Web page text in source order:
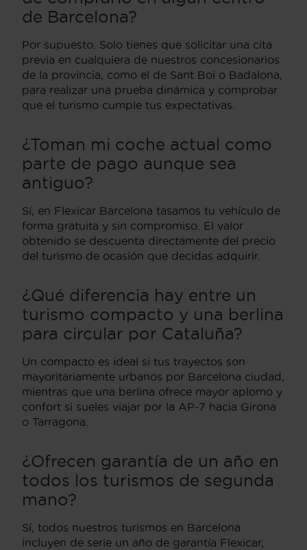
de Barcelona?
Por supuesto. Solo tienes que solicitar una cita
previa en cualquiera de nuestros concesionarios
de la provincia, como el de Sant Boi o Badalona,
para realizar una prueba dinámica y comprobar
que el turismo cumple tus expectativas.
¿Toman mi coche actual como
parte de pago aunque sea
antiguo?
Sí, en Flexicar Barcelona tasamos tu vehículo de
forma gratuita y sin compromiso. El valor
obtenido se descuenta directamente del precio
del turismo de ocasión que decidas adquirir.
¿Qué diferencia hay entre un
turismo compacto y una berlina
para circular por Cataluña?
Un compacto es ideal si tus trayectos son
mayoritariamente urbanos por Barcelona ciudad,
mientras que una berlina ofrece mayor aplomo y
confort si sueles viajar por la AP-7 hacia Girona
o Tarragona.
¿Ofrecen garantía de un año en
todos los turismos de segunda
mano?
Sí, todos nuestros turismos en Barcelona
incluyen de serie un año de garantía Flexicar,